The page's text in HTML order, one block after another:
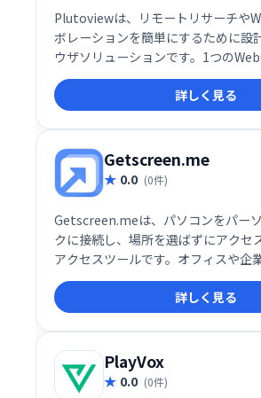
Plutoviewは、リモートリサーチや
ボレーションを簡単にするために設
ウザソリューションです。1つの
大100人のユーザーを追加し、グル
じ数のWebセッションを開いてくだ
詳しく見る
Getscreen.me
0.0 (0件)
Getscreen.meは、パソコンをパー
クに接続し、場所を選ばずにアクセ
アクセスツールです。オフィスや企
安全にデータやアプリケーションに
す。複雑な設定不要で、スムーズな
実現します。
詳しく見る
PlayVox
0.0 (0件)